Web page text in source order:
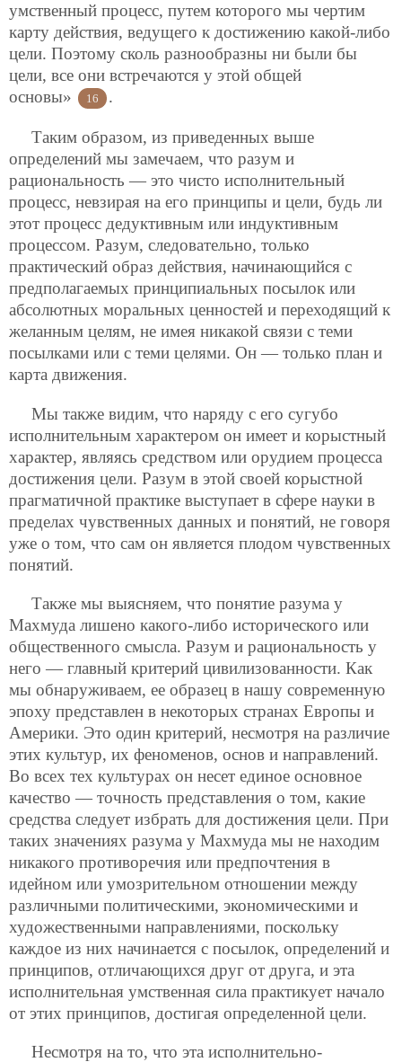
умственный процесс, путем которого мы чертим
карту действия, ведущего к достижению какой-либо
цели. Поэтому сколь разнообразны ни были бы
цели, все они встречаются у этой общей
основы»
16 .
Таким образом, из приведенных выше
определений мы замечаем, что разум и
рациональность — это чисто исполнительный
процесс, невзирая на его принципы и цели, будь ли
этот процесс дедуктивным или индуктивным
процессом. Разум, следовательно, только
практический образ действия, начинающийся с
предполагаемых принципиальных посылок или
абсолютных моральных ценностей и переходящий к
желанным целям, не имея никакой связи с теми
посылками или с теми целями. Он — только план и
карта движения.
Мы также видим, что наряду с его сугубо
исполнительным характером он имеет и корыстный
характер, являясь средством или орудием процесса
достижения цели. Разум в этой своей корыстной
прагматичной практике выступает в сфере науки в
пределах чувственных данных и понятий, не говоря
уже о том, что сам он является плодом чувственных
понятий.
Также мы выясняем, что понятие разума у
Махмуда лишено какого-либо исторического или
общественного смысла. Разум и рациональность у
него — главный критерий цивилизованности. Как
мы обнаруживаем, ее образец в нашу современную
эпоху представлен в некоторых странах Европы и
Америки. Это один критерий, несмотря на различие
этих культур, их феноменов, основ и направлений.
Во всех тех культурах он несет единое основное
качество — точность представления о том, какие
средства следует избрать для достижения цели. При
таких значениях разума у Махмуда мы не находим
никакого противоречия или предпочтения в
идейном или умозрительном отношении между
различными политическими, экономическими и
художественными направлениями, поскольку
каждое из них начинается с посылок, определений и
принципов, отличающихся друг от друга, и эта
исполнительная умственная сила практикует начало
от этих принципов, достигая определенной цели.
Несмотря на то, что эта исполнительно-